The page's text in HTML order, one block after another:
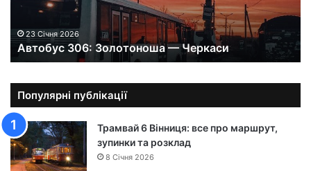
:
л
о
т
о
н
23 Січня 2026
Автобус 306: Золотоноша — Черкаси
Популярні публікації
Трамвай 6 Вінниця: все про маршрут,
зупинки та розклад
8 Січня 2026